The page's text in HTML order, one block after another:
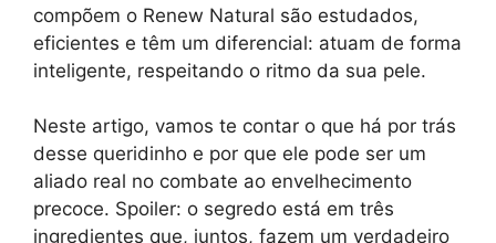
compõem o Renew Natural são estudados,
eficientes e têm um diferencial: atuam de forma
inteligente, respeitando o ritmo da sua pele.
Neste artigo, vamos te contar o que há por trás
desse queridinho e por que ele pode ser um
aliado real no combate ao envelhecimento
precoce. Spoiler: o segredo está em três
ingredientes que, juntos, fazem um verdadeiro